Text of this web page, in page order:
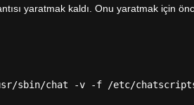
yaratmak kaldı. Onu yaratmak için
sbin/chat -v -f /etc/